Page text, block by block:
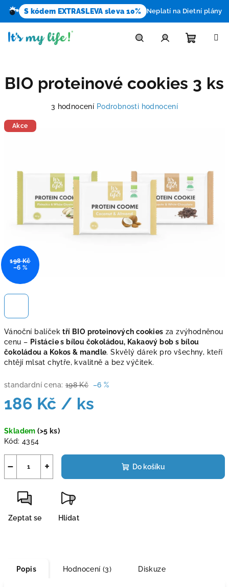
S kódem EXTRASLEVA sleva 10% Neplatí na Dietní plány
košík
Vánoční balíčektří BIO proteinových cookies za zvýhodněnou
cenu – Pistácie s bílou čokoládou, Kakaový bob s bílou
čokoládou a Kokos & mandle. Skvělý dárek pro všechny, kteří
chtějí mlsat chytře, kvalitně a bez výčitek.
standardní cena: 198 Kč –6 %
186 Kč / ks
cena:
Skladem(>5 ks)
Kód: 4354
+
− Do košíku
Zeptat se Hlídat
BIO proteinové cookies 3 ks
produktu
hvězdiček.
3 hodnocení Podrobnosti hodnocení
Akce
198 Kč
–6 %
Popis Hodnocení (3) Diskuze